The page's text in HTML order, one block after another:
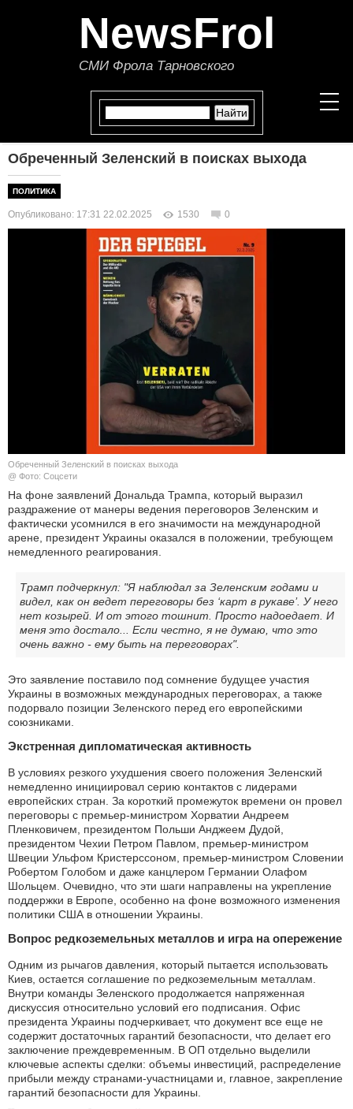
NewsFrol
СМИ Фрола Тарновского
ПОЛИТИКА
ЭКОНОМИКА
В МИРЕ
ОБЩЕСТВО
КУЛЬТУРА
НАУКА
СПОРТ
ШОУ-БИЗНЕС
АВТО И МОТО
БЛОГ
Обреченный Зеленский в поисках выхода
ПОЛИТИКА
Опубликовано: 17:31 22.02.2025 1530 0
Обреченный Зеленский в поисках выхода
@ Фото: Соцсети
На фоне заявлений Дональда Трампа, который выразил
раздражение от манеры ведения переговоров Зеленским и
фактически усомнился в его значимости на международной
арене, президент Украины оказался в положении, требующем
немедленного реагирования.
Трамп подчеркнул: "Я наблюдал за Зеленским годами и
видел, как он ведет переговоры без ‘карт в рукаве’. У него
нет козырей. И от этого тошнит. Просто надоедает. И
меня это достало... Если честно, я не думаю, что это
очень важно - ему быть на переговорах".
Это заявление поставило под сомнение будущее участия
Украины в возможных международных переговорах, а также
подорвало позиции Зеленского перед его европейскими
союзниками.
Экстренная дипломатическая активность
В условиях резкого ухудшения своего положения Зеленский
немедленно инициировал серию контактов с лидерами
европейских стран. За короткий промежуток времени он провел
переговоры с премьер-министром Хорватии Андреем
Пленковичем, президентом Польши Анджеем Дудой,
президентом Чехии Петром Павлом, премьер-министром
Швеции Ульфом Кристерссоном, премьер-министром Словении
Робертом Голобом и даже канцлером Германии Олафом
Шольцем. Очевидно, что эти шаги направлены на укрепление
поддержки в Европе, особенно на фоне возможного изменения
политики США в отношении Украины.
Вопрос редкоземельных металлов и игра на опережение
Одним из рычагов давления, который пытается использовать
Киев, остается соглашение по редкоземельным металлам.
Внутри команды Зеленского продолжается напряженная
дискуссия относительно условий его подписания. Офис
президента Украины подчеркивает, что документ все еще не
содержит достаточных гарантий безопасности, что делает его
заключение преждевременным. В ОП отдельно выделили
ключевые аспекты сделки: объемы инвестиций, распределение
прибыли между странами-участницами и, главное, закрепление
гарантий безопасности для Украины.